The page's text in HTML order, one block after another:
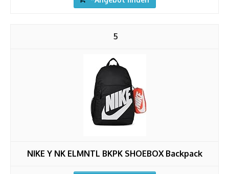
5
NIKE Y NK ELMNTL BKPK SHOEBOX Backpack